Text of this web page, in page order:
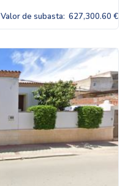
Valor de subasta: 627,300.60 €